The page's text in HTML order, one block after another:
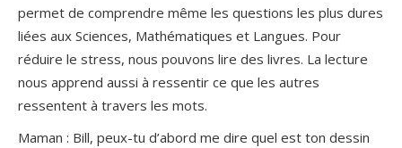
permet de comprendre même les questions les plus dures
liées aux Sciences, Mathématiques et Langues. Pour
réduire le stress, nous pouvons lire des livres. La lecture
nous apprend aussi à ressentir ce que les autres
ressentent à travers les mots.
Maman : Bill, peux-tu d’abord me dire quel est ton dessin